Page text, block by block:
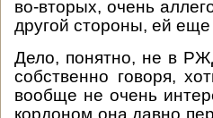
во-вторых, очень
другой стороны, ей
Дело, понятно, не в
собственно говоря,
вообще не очень
кордоном она давно